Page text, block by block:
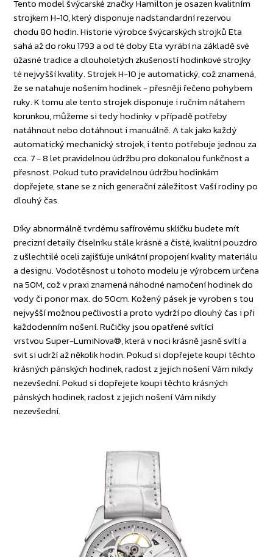
Tento model švýcarské značky Hamilton je osazen kvalitním
strojkem H-10, který disponuje nadstandardní rezervou
chodu 80 hodin. Historie výrobce švýcarských strojků Eta
sahá až do roku 1793 a od té doby Eta vyrábí na základě své
úžasné tradice a dlouholetých zkušeností hodinkové strojky
té nejvyšší kvality. Strojek H-10 je automatický, což znamená,
že se natahuje nošením hodinek - přesněji řečeno pohybem
ruky. K tomu ale tento strojek disponuje i ručním nátahem
korunkou, můžeme si tedy hodinky v případě potřeby
natáhnout nebo dotáhnout i manuálně. A tak jako každý
automatický mechanický strojek, i tento potřebuje jednou za
cca. 7 - 8 let pravidelnou údržbu pro dokonalou funkčnost a
přesnost. Pokud tuto pravidelnou údržbu hodinkám
dopřejete, stane se z nich generační záležitost Vaší rodiny po
dlouhý čas.
Díky abnormálně tvrdému safírovému sklíčku budete mít
precizní detaily číselníku stále krásné a čisté, kvalitní pouzdro
z ušlechtilé oceli zajišťuje unikátní propojení kvality materiálu
a designu. Vodotěsnost u tohoto modelu je výrobcem určena
na 50M, což v praxi znamená náhodné namočení hodinek do
vody či ponor max. do 50cm. Kožený pásek je vyroben s tou
nejvyšší možnou pečlivostí a proto vydrží po dlouhý čas i při
každodenním nošení. Ručičky jsou opatřené svítící
vrstvou Super-LumiNova®, která v noci krásně jasně svítí a
svit si udrží až několik hodin. Pokud si dopřejete koupi těchto
krásných pánských hodinek, radost z jejich nošení Vám nikdy
nezevšední. Pokud si dopřejete koupi těchto krásných
pánských hodinek, radost z jejich nošení Vám nikdy
nezevšední.